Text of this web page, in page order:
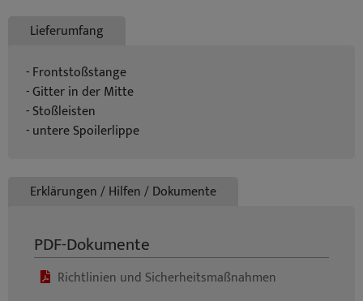
Lieferumfang
- Frontstoßstange
- Gitter in der Mitte
- Stoßleisten
- untere Spoilerlippe
Erklärungen / Hilfen / Dokumente
PDF-Dokumente
Richtlinien und Sicherheitsmaßnahmen